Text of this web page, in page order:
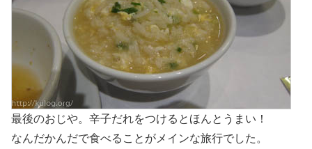
最後のおじや。辛子だれをつけるとほんとうまい！
なんだかんだで食べることがメインな旅行でした。